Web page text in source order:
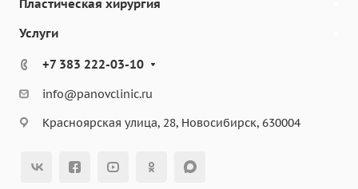
Пластическая хирургия
Услуги
+7 383 222-03-10
info@panovclinic.ru
Красноярская улица, 28, Новосибирск, 630004